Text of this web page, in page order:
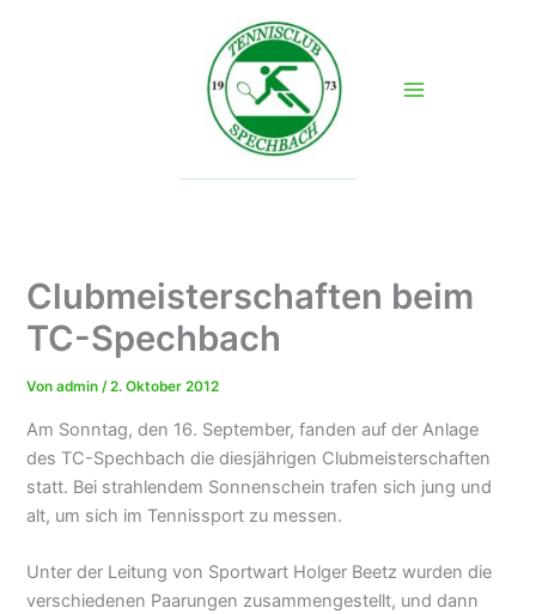
Clubmeisterschaften beim
TC-Spechbach
Vonadmin/2. Oktober 2012
Am Sonntag, den 16. September, fanden auf der Anlage
des TC-Spechbach die diesjährigen Clubmeisterschaften
statt. Bei strahlendem Sonnenschein trafen sich jung und
alt, um sich im Tennissport zu messen.
Unter der Leitung von Sportwart Holger Beetz wurden die
verschiedenen Paarungen zusammengestellt, und dann